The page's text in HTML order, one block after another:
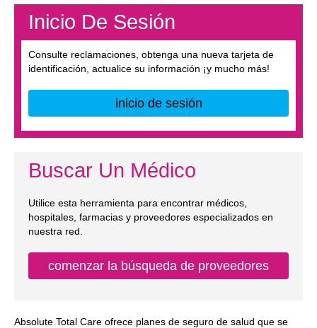
Inicio De Sesión
Consulte reclamaciones, obtenga una nueva tarjeta de
identificación, actualice su información ¡y mucho más!
inicio de sesión
Buscar Un Médico
Utilice esta herramienta para encontrar médicos,
hospitales, farmacias y proveedores especializados en
nuestra red.
comenzar la búsqueda de proveedores
Absolute Total Care ofrece planes de seguro de salud que se